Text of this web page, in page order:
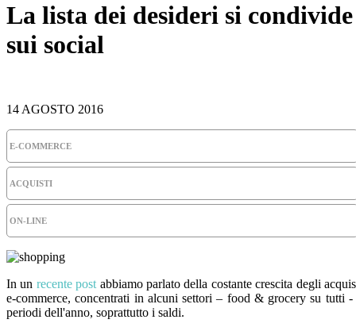
La lista dei desideri si condivide
sui social
14 AGOSTO 2016
E-COMMERCE
ACQUISTI
ON-LINE
In un recente post abbiamo parlato della costante crescita degli
e-commerce, concentrati in alcuni settori – food & grocery su tutti -
periodi dell'anno, soprattutto i saldi.